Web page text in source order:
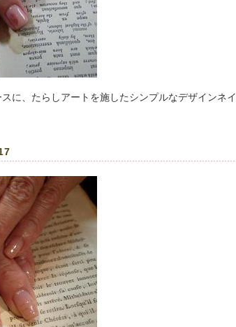
に、たらしアートを施したシンプルなデザインネイ